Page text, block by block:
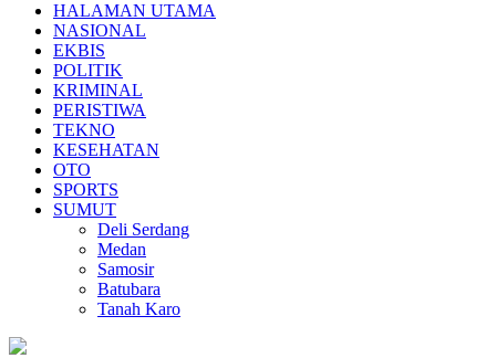
HALAMAN UTAMA
NASIONAL
EKBIS
POLITIK
KRIMINAL
PERISTIWA
TEKNO
KESEHATAN
OTO
SPORTS
SUMUT
Deli Serdang
Medan
Samosir
Batubara
Tanah Karo